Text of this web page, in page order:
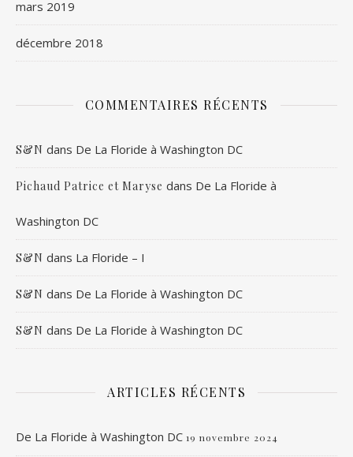
mars 2019
décembre 2018
COMMENTAIRES RÉCENTS
S&N dans De La Floride à Washington DC
Pichaud Patrice et Maryse dans De La Floride à
Washington DC
S&N dans La Floride – I
S&N dans De La Floride à Washington DC
S&N dans De La Floride à Washington DC
ARTICLES RÉCENTS
De La Floride à Washington DC 19 novembre 2024